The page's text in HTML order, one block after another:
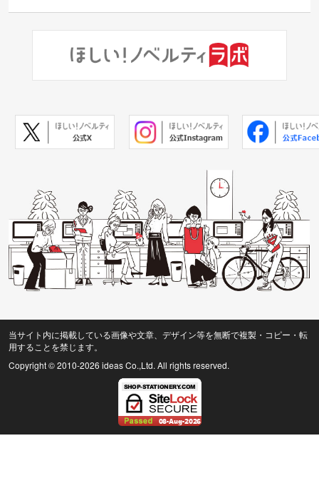
当サイト内に掲載している画像や文章、デザイン等を無断で複製・コピー・転
用することを禁じます。
Copyright © 2010-2026 ideas Co.,Ltd. All rights reserved.